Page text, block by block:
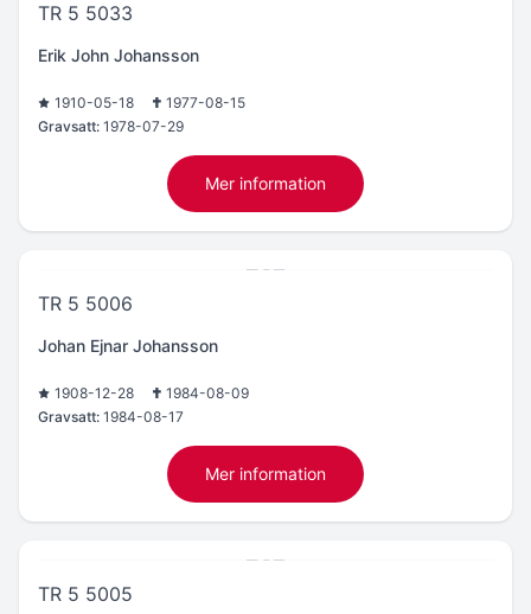
TR 5 5033
Erik John Johansson
1910-05-18
1977-08-15
Gravsatt: 1978-07-29
Mer information
TR 5 5006
Johan Ejnar Johansson
1908-12-28
1984-08-09
Gravsatt: 1984-08-17
Mer information
TR 5 5005